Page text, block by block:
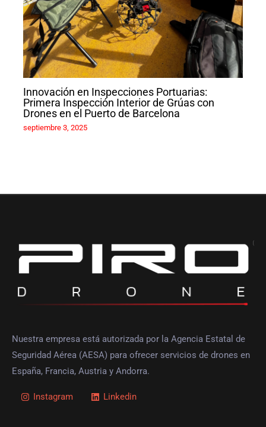
Innovación en Inspecciones Portuarias:
Primera Inspección Interior de Grúas con
Drones en el Puerto de Barcelona
septiembre 3, 2025
Nuestra empresa está autorizada por la Agencia Estatal de
Seguridad Aérea (AESA) para ofrecer servicios de drones en
España, Francia, Austria y Andorra.
Instagram Linkedin